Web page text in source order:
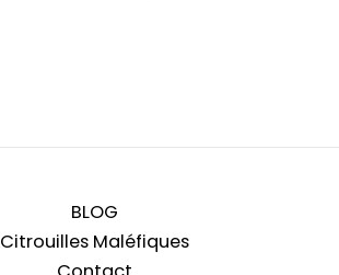
BLOG
Citrouilles Maléfiques